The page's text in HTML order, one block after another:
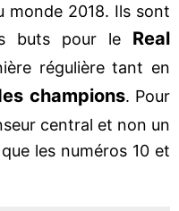
monde 2018. Ils sont
buts pour le Real
régulière tant en
champions. Pour
central et non un
les numéros 10 et